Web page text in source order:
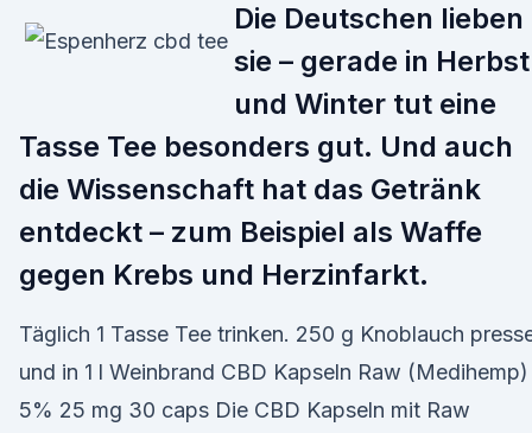
Die Deutschen lieben
sie – gerade in Herbst
und Winter tut eine
Tasse Tee besonders gut. Und auch
die Wissenschaft hat das Getränk
entdeckt – zum Beispiel als Waffe
gegen Krebs und Herzinfarkt.
Täglich 1 Tasse Tee trinken. 250 g Knoblauch
und in 1 l Weinbrand CBD Kapseln Raw (Medihemp)
5% 25 mg 30 caps Die CBD Kapseln mit Raw